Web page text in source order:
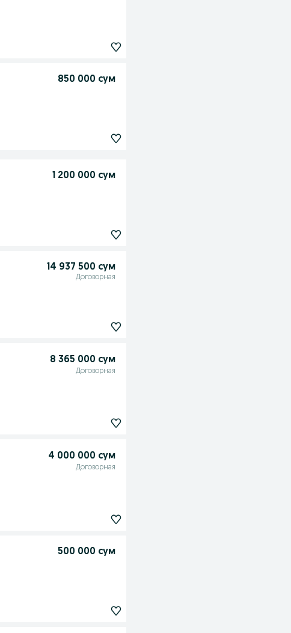
850 000 сум
1 200 000 сум
14 937 500 сум
Договорная
8 365 000 сум
Договорная
4 000 000 сум
Договорная
500 000 сум